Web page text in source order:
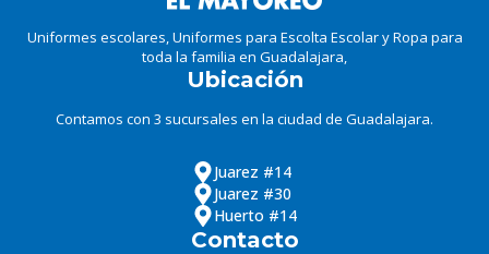
Uniformes escolares, Uniformes para Escolta Escolar y Ropa para
toda la familia en Guadalajara,
Ubicación
Contamos con 3 sucursales en la ciudad de Guadalajara.
Juarez #14
Juarez #30
Huerto #14
Contacto